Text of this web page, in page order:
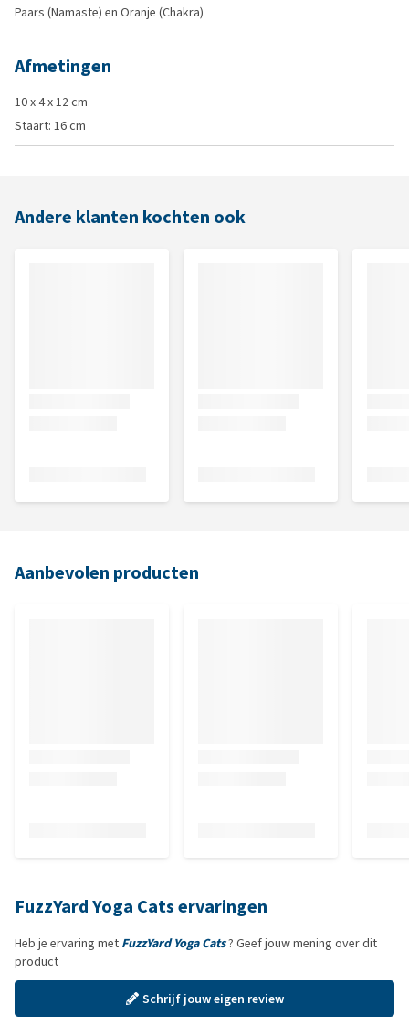
Paars (Namaste) en Oranje (Chakra)
Afmetingen
10 x 4 x 12 cm
Staart: 16 cm
Andere klanten kochten ook
Aanbevolen producten
FuzzYard Yoga Cats ervaringen
Heb je ervaring met FuzzYard Yoga Cats? Geef jouw mening over dit
product
Schrijf jouw eigen review